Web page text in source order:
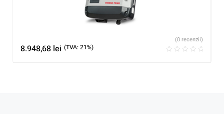
8.948,68 lei (TVA: 21%)
(0 recenzii)